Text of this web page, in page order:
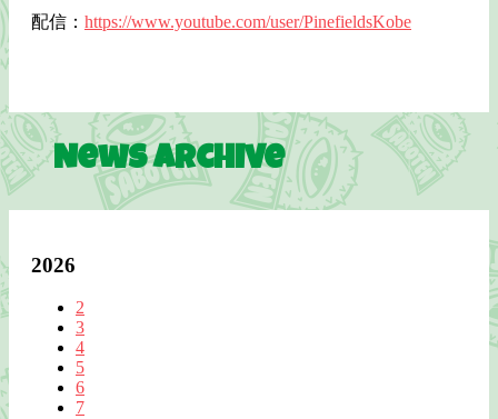
配信： https://www.youtube.com/user/PinefieldsKobe
News Archive
2026
2
3
4
5
6
7